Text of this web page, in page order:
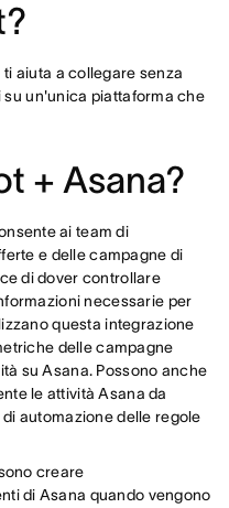
aiuta a collegare senza
su un'unica piattaforma che
+ Asana?
ai team di
e delle campagne di
di dover controllare
necessarie per
questa integrazione
delle campagne
su Asana. Possono anche
le attività Asana da
automazione delle regole
creare
di Asana quando vengono